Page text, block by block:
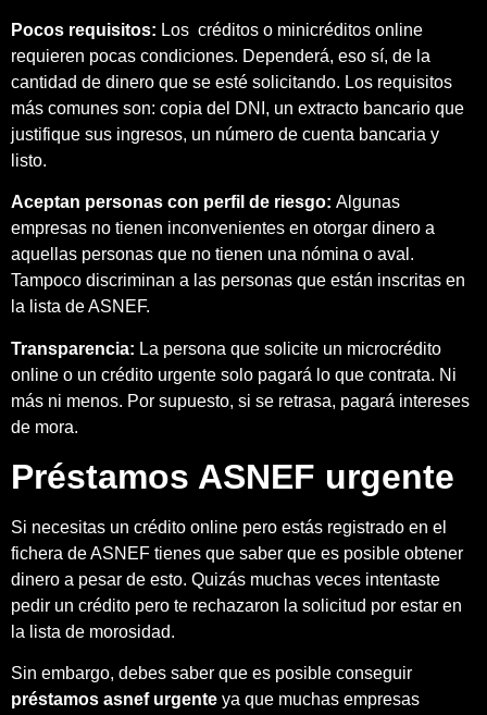
Pocos requisitos: Los créditos o minicréditos online
requieren pocas condiciones. Dependerá, eso sí, de la
cantidad de dinero que se esté solicitando. Los requisitos
más comunes son: copia del DNI, un extracto bancario que
justifique sus ingresos, un número de cuenta bancaria y
listo.
Aceptan personas con perfil de riesgo: Algunas
empresas no tienen inconvenientes en otorgar dinero a
aquellas personas que no tienen una nómina o aval.
Tampoco discriminan a las personas que están inscritas en
la lista de ASNEF.
Transparencia: La persona que solicite un microcrédito
online o un crédito urgente solo pagará lo que contrata. Ni
más ni menos. Por supuesto, si se retrasa, pagará intereses
de mora.
Préstamos ASNEF urgente
Si necesitas un crédito online pero estás registrado en el
fichera de ASNEF tienes que saber que es posible obtener
dinero a pesar de esto. Quizás muchas veces intentaste
pedir un crédito pero te rechazaron la solicitud por estar en
la lista de morosidad.
Sin embargo, debes saber que es posible conseguir
préstamos asnef urgente ya que muchas empresas